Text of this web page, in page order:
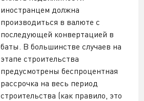
иностранцем должна
производиться в валюте с
последующей конвертацией в
баты. В большинстве случаев на
этапе строительства
предусмотрены беспроцентная
рассрочка на весь период
строительства (как правило, это